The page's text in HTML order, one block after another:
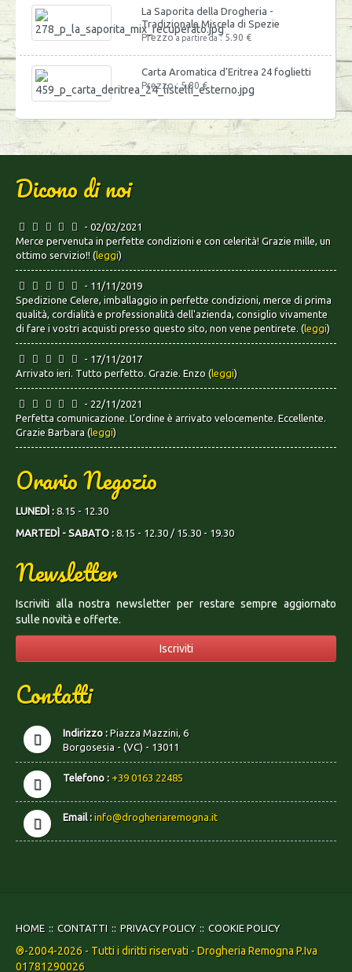
La Saporita della Drogheria -
Tradizionale Miscela di Spezie
Prezzoa partire da: 5.90 €
Carta Aromatica d'Eritrea 24 foglietti
Prezzo : 5.80 €
Dicono di noi
- 02/02/2021
Merce pervenuta in perfette condizioni e con celerità! Grazie mille, un
ottimo servizio!! (leggi)
- 11/11/2019
Spedizione Celere, imballaggio in perfette condizioni, merce di prima
qualità, cordialità e professionalità dell'azienda, consiglio vivamente
di fare i vostri acquisti presso questo sito, non vene pentirete. (leggi)
- 17/11/2017
Arrivato ieri. Tutto perfetto. Grazie. Enzo (leggi)
- 22/11/2021
Perfetta comunicazione. L’ordine è arrivato velocemente. Eccellente.
Grazie Barbara (leggi)
Orario Negozio
LUNEDÌ :8.15 - 12.30
MARTEDÌ - SABATO :8.15 - 12.30 / 15.30 - 19.30
Newsletter
Iscriviti alla nostra newsletter per restare sempre aggiornato
sulle novità e offerte.
Iscriviti
Contatti
Indirizzo :Piazza Mazzini, 6
Borgosesia - (VC) - 13011
Telefono : +39 0163 22485
Email :info@drogheriaremogna.it
HOME CONTATTI PRIVACY POLICY COOKIE POLICY
®-2004-2026 - Tutti i diritti riservati - Drogheria Remogna P.Iva
01781290026